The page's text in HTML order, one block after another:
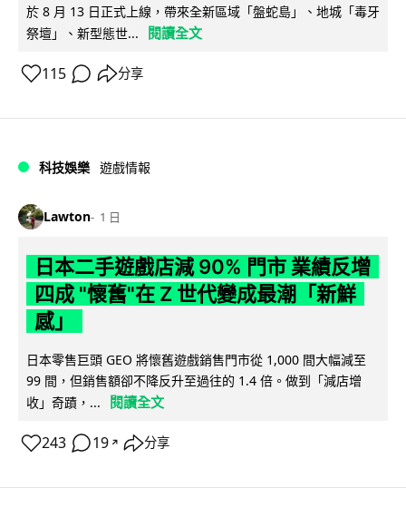
於 8 月 13 日正式上線，帶來全新區域「盤蛇島」、地城「毒牙
祭壇」、新型態世...
閱讀全文
115 分享
科技娛樂 遊戲情報
Lawton 1 日
日本二手遊戲店減 90% 門市 業績反增
四成 "懷舊"在 Z 世代變成最潮「新鮮
感」
日本零售巨頭 GEO 將懷舊遊戲銷售門市從 1,000 間大幅減至
99 間，但銷售額卻不降反升至過往的 1.4 倍。做到「減店增
收」奇蹟，...
閱讀全文
243 19 ↗ 分享